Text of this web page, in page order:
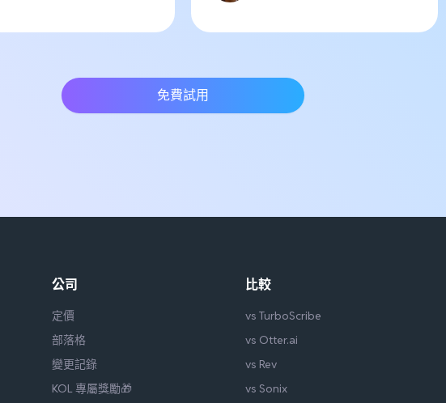
免費試用
公司
定價
部落格
變更記錄
KOL 專屬獎勵🎁
比較
vs TurboScribe
vs Otter.ai
vs Rev
vs Sonix